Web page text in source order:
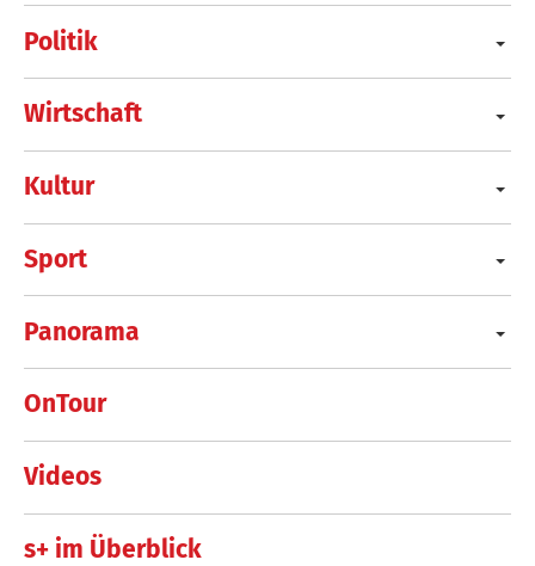
Politik
Wirtschaft
Kultur
Sport
Panorama
OnTour
Videos
s+ im Überblick